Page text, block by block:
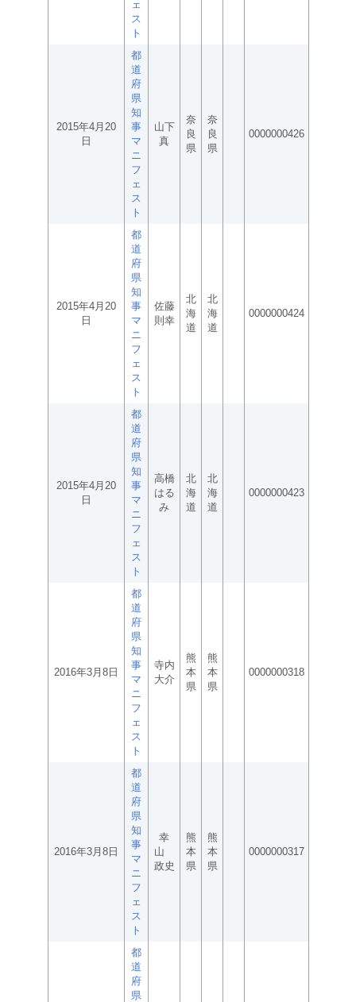
ェ
ス
ト
2015年4月20
日
都
道
府
県
知
事
マ
ニ
フ
ェ
ス
ト
山下
真
奈
良
県
奈
良
県
0000000426
2015年4月20
日
都
道
府
県
知
事
マ
ニ
フ
ェ
ス
ト
佐藤
則幸
北
海
道
北
海
道
0000000424
2015年4月20
日
都
道
府
県
知
事
マ
ニ
フ
ェ
ス
ト
高橋
はる
み
北
海
道
北
海
道
0000000423
2016年3月8日
都
道
府
県
知
事
マ
ニ
フ
ェ
ス
ト
寺内
大介
熊
本
県
熊
本
県
0000000318
2016年3月8日
都
道
府
県
知
事
マ
ニ
フ
ェ
ス
ト
幸
山
政史
熊
本
県
熊
本
県
0000000317
都
道
府
県